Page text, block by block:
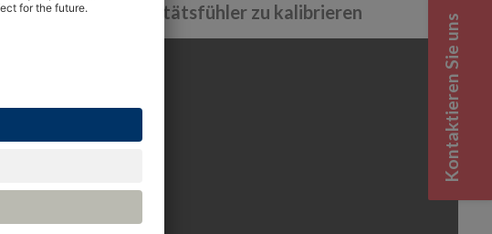
Wasseraktivitätsfühler zu kalibrieren
Kontaktieren Sie uns